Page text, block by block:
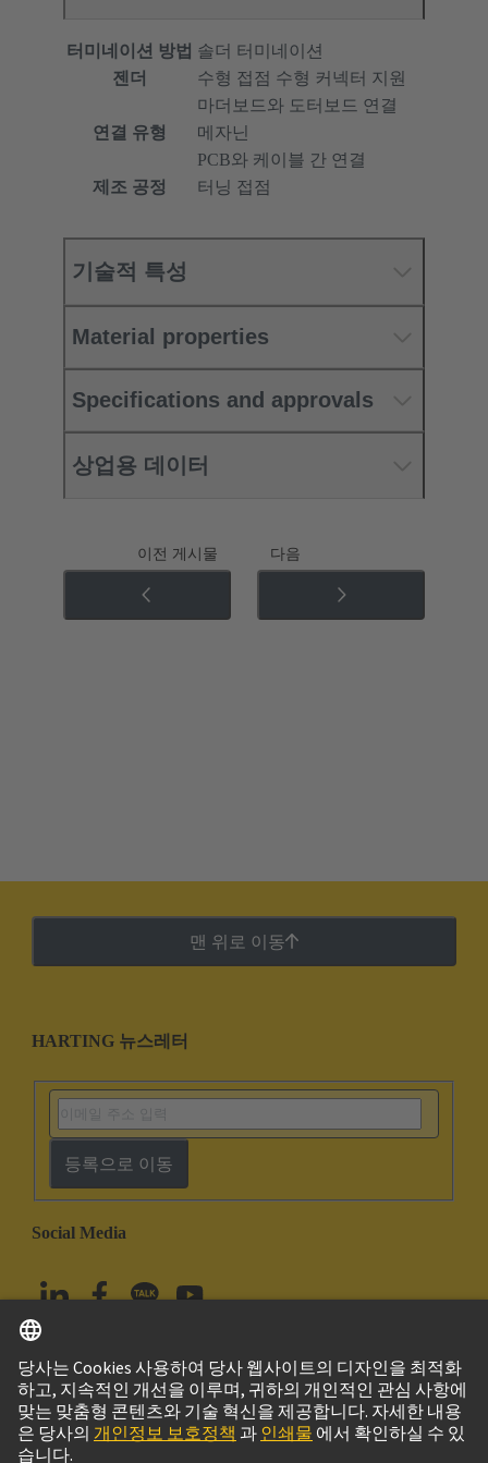
터미네이션 방법 솔더 터미네이션
젠더
수형 접점 수형 커넥터 지원
연결 유형
마더보드와 도터보드 연결
메자닌
PCB와 케이블 간 연결
제조 공정
터닝 접점
기술적 특성
Material properties
Specifications and approvals
상업용 데이터
이전 게시물 다음
맨 위로 이동
HARTING 뉴스레터
등록으로 이동
Social Media
대한민국 한국어